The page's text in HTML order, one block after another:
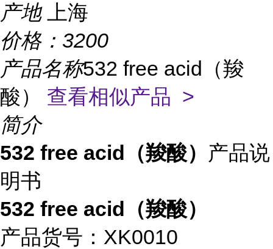
产地
上海
价格： 3200
产品名称532 free acid（羧
酸） 查看相似产品 >
简介
532 free acid（羧酸） 产品说
明书
532 free acid（羧酸）
产品货号：XK0010